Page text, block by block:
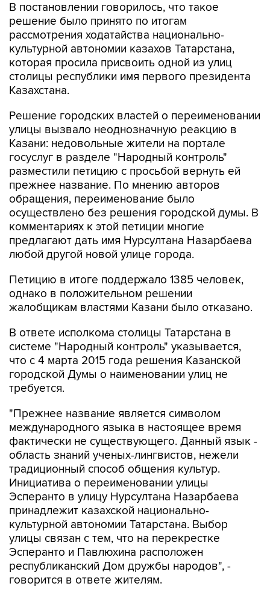
В постановлении говорилось, что такое
решение было принято по итогам
рассмотрения ходатайства национально-
культурной автономии казахов Татарстана,
которая просила присвоить одной из улиц
столицы республики имя первого президента
Казахстана.
Решение городских властей о переименовании
улицы вызвало неоднозначную реакцию в
Казани: недовольные жители на портале
госуслуг в разделе "Народный контроль"
разместили петицию с просьбой вернуть ей
прежнее название. По мнению авторов
обращения, переименование было
осуществлено без решения городской думы. В
комментариях к этой петиции многие
предлагают дать имя Нурсултана Назарбаева
любой другой новой улице города.
Петицию в итоге поддержало 1385 человек,
однако в положительном решении
жалобщикам властями Казани было отказано.
В ответе исполкома столицы Татарстана в
системе "Народный контроль" указывается,
что с 4 марта 2015 года решения Казанской
городской Думы о наименовании улиц не
требуется.
"Прежнее название является символом
международного языка в настоящее время
фактически не существующего. Данный язык -
область знаний ученых-лингвистов, нежели
традиционный способ общения культур.
Инициатива о переименовании улицы
Эсперанто в улицу Нурсултана Назарбаева
принадлежит казахской национально-
культурной автономии Татарстана. Выбор
улицы связан с тем, что на перекрестке
Эсперанто и Павлюхина расположен
республиканский Дом дружбы народов", -
говорится в ответе жителям.